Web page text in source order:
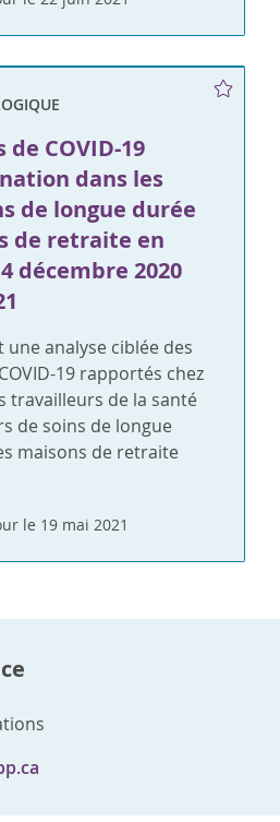
COVID-19
dans les
de longue durée
de retraite en
décembre 2020
analyse ciblée des
19 rapportés chez
travailleurs de la santé
de soins de longue
maisons de retraite
le 19 mai 2021